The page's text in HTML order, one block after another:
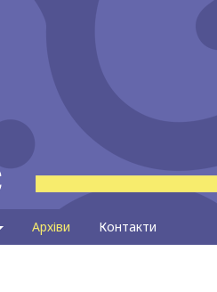
Архіви Контакти